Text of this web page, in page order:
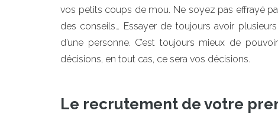
vos petits coups de mou. Ne soyez pas effrayé
des conseils… Essayer de toujours avoir
d’une personne. C’est toujours mieux de
décisions, en tout cas, ce sera vos décisions.
Le recrutement de votre